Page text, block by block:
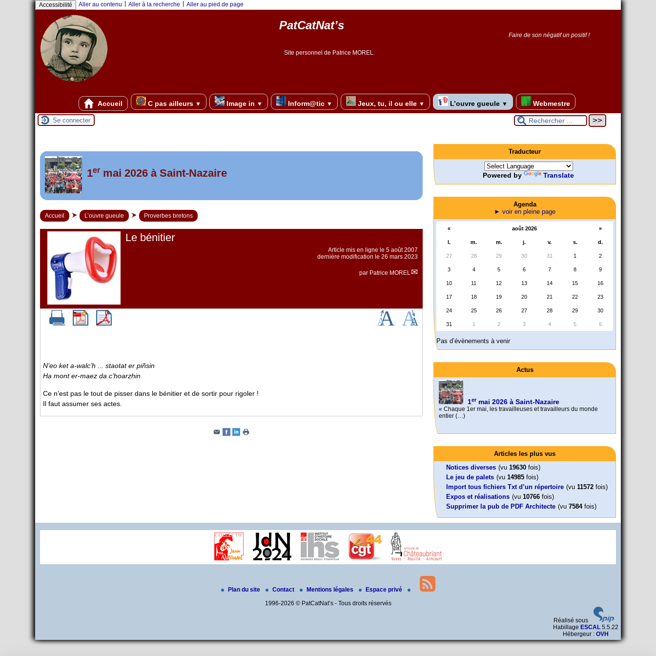
Panneau de gestion des cookies
Accessibilité Aller au contenu Aller à la recherche Aller au pied de page
PatCatNat’s
Faire de son négatif un positif !
Site personnel de Patrice MOREL.
Accueil C pas ailleurs ▼ Image in ▼ Inform@tic ▼ Jeux, tu, il ou elle ▼ L’ouvre gueule ▼ Webmestre
Se connecter
Foutez-nous la paix !
1er mai 2026 à Saint-Nazaire
Accueil L’ouvre gueule Proverbes bretons
Le bénitier
Article mis en ligne le 5 août 2007
dernière modification le 26 mars 2023
par Patrice MOREL
N’eo ket a-walc’h ... staotat er piñsin
Ha mont er-maez da c’hoarzhin
Ce n’est pas le tout de pisser dans le bénitier et de sortir pour rigoler !
Il faut assumer ses actes.
Traducteur
Powered by Translate
Agenda
► voir en pleine page
« août 2026 »
l. m. m. j. v. s. d.
27 28 29 30 31 1 2
3 4 5 6 7 8 9
10 11 12 13 14 15 16
17 18 19 20 21 22 23
24 25 26 27 28 29 30
31 1 2 3 4 5 6
Pas d’évènements à venir
Actus
1ermai 2026 à Saint-Nazaire
« Chaque 1er mai, les travailleuses et travailleurs du monde
entier (…)
Foutez-nous la paix !
Aujourd’hui, mercredi 18 mars 2026, le président de la
République Emmanuel (…)
Leonard Peltier libre !
Leonard Peltier, un Amérindien condamné deux fois à la prison à
vie pour un (…)
En Pays-de-la-Loire le couperet est
« La présidente Horizons de la région Pays de la Loire veut faire
Mon CV... Cette perle indique une nouveauté, ou le dernier
Articles les plus vus
Notices diverses (vu 19630 fois)
Le jeu de palets (vu 14985 fois)
Import tous fichiers Txt d’un répertoire (vu 11572 fois)
Expos et réalisations (vu 10766 fois)
Supprimer la pub de PDF Architecte (vu 7584fois)
Plan du site Contact Mentions légales
Espace privé
1996-2026 © PatCatNat’s - Tous droits réservés
Réalisé sous
Habillage ESCAL 5.5.22
Hébergeur : OVH